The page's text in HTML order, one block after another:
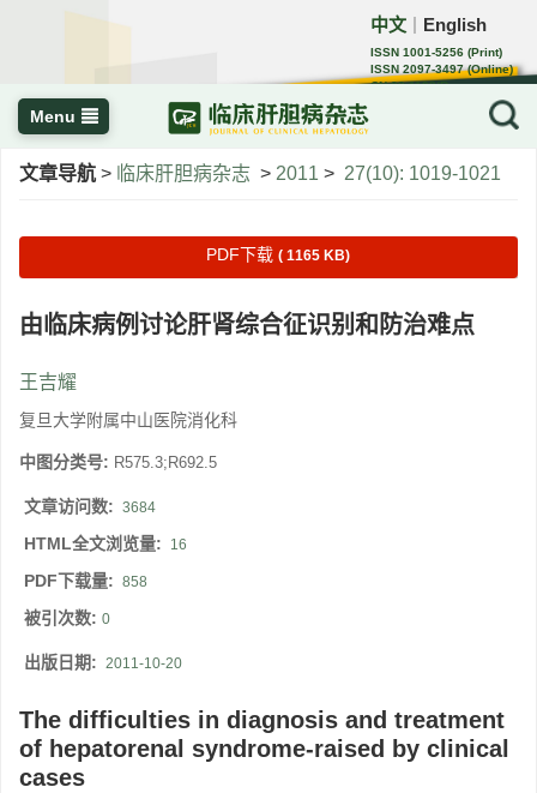
中文 English
ISSN 1001-5256 (Print)
ISSN 2097-3497 (Online)
CN 22-1108/R
Menu
文章导航 > 临床肝胆病杂志 > 2011 > 27(10): 1019-1021
PDF下载 ( 1165 KB)
由临床病例讨论肝肾综合征识别和防治难点
王吉耀
复旦大学附属中山医院消化科
中图分类号: R575.3;R692.5
文章访问数: 3684
HTML全文浏览量: 16
PDF下载量: 858
被引次数: 0
出版日期: 2011-10-20
The difficulties in diagnosis and treatment
of hepatorenal syndrome-raised by clinical
cases